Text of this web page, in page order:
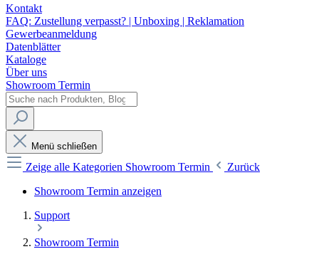
Kontakt
FAQ: Zustellung verpasst? | Unboxing | Reklamation
Gewerbeanmeldung
Datenblätter
Kataloge
Über uns
Showroom Termin
Menü schließen
Zeige alle Kategorien Showroom Termin
Zurück
Showroom Termin anzeigen
Support
Showroom Termin